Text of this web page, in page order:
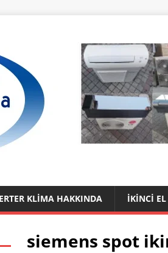
KLIMA HAKKINDA İKINCI
siemens spot